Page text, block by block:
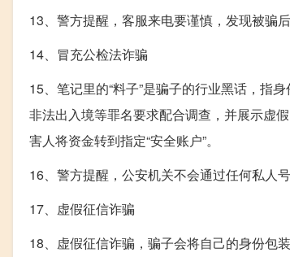
13、警方提醒，客服来电要谨慎，发现被骗
14、冒充公检法诈骗
15、笔记里的“料子”是骗子的行业黑话，指
非法出入境等罪名要求配合调查，并展示虚
害人将资金转到指定“安全账户”。
16、警方提醒，公安机关不会通过任何私人
17、虚假征信诈骗
18、虚假征信诈骗，骗子会将自己的身份包